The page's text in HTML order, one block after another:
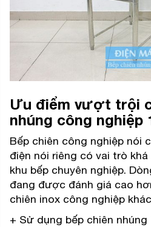
Ưu điểm vượt trội
nhúng công nghiệp
Bếp chiên công nghiệp nói
điện nói riêng có vai trò
khu bếp chuyên nghiệp.
đang được đánh giá cao
chiên inox công nghiệp
+ Sử dụng bếp chiên